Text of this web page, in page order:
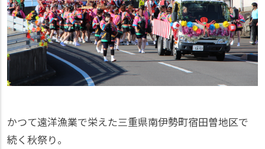
かつて遠洋漁業で栄えた三重県南伊勢町宿田曽地区で
続く秋祭り。